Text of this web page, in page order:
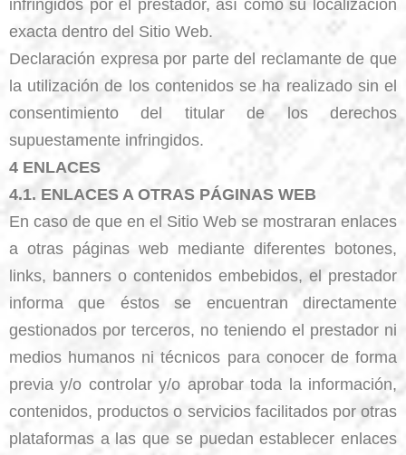
infringidos por el prestador, así como su localización
exacta dentro del Sitio Web.
Declaración expresa por parte del reclamante de que
la utilización de los contenidos se ha realizado sin el
consentimiento del titular de los derechos
supuestamente infringidos.
4 ENLACES
4.1. ENLACES A OTRAS PÁGINAS WEB
En caso de que en el Sitio Web se mostraran enlaces
a otras páginas web mediante diferentes botones,
links, banners o contenidos embebidos, el prestador
informa que éstos se encuentran directamente
gestionados por terceros, no teniendo el prestador ni
medios humanos ni técnicos para conocer de forma
previa y/o controlar y/o aprobar toda la información,
contenidos, productos o servicios facilitados por otras
plataformas a las que se puedan establecer enlaces